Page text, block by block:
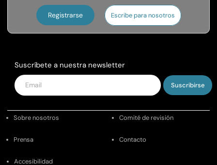
Registrarse Escribe para nosotros
Suscríbete a nuestra newsletter
Introduce
tu
Sobre nosotros Comité de revisión
Prensa Contacto
Accesibilidad